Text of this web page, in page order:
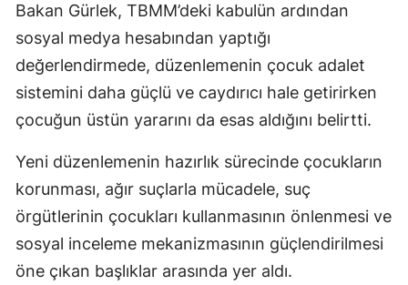
Bakan Gürlek, TBMM’deki kabulün ardından
sosyal medya hesabından yaptığı
değerlendirmede, düzenlemenin çocuk adalet
sistemini daha güçlü ve caydırıcı hale getirirken
çocuğun üstün yararını da esas aldığını belirtti.
Yeni düzenlemenin hazırlık sürecinde çocukların
korunması, ağır suçlarla mücadele, suç
örgütlerinin çocukları kullanmasının önlenmesi ve
sosyal inceleme mekanizmasının güçlendirilmesi
öne çıkan başlıklar arasında yer aldı.